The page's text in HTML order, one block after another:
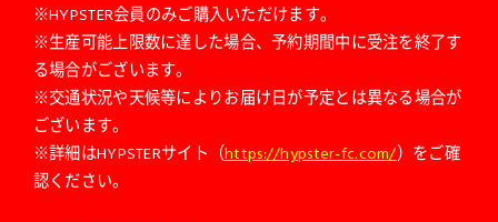
※HYPSTER会員のみご購入いただけます。
※生産可能上限数に達した場合、予約期間中に受注を終了す
る場合がございます。
※交通状況や天候等によりお届け日が予定とは異なる場合が
ございます。
※詳細はHYPSTERサイト（https://hypster-fc.com/）をご確
認ください。